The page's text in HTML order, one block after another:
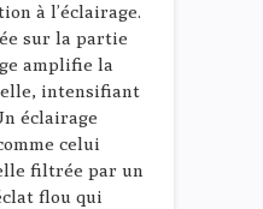
à l’éclairage.
sur la partie
amplifie la
intensifiant
éclairage
celui
filtrée par un
flou qui